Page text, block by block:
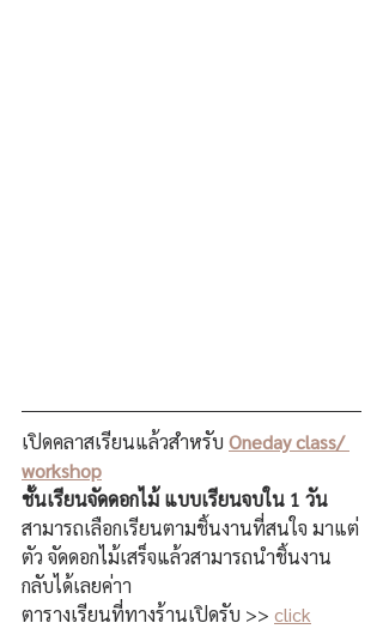
เปิดคลาสเรียนแล้วสำหรับ Oneday class/
workshop
ชั้นเรียนจัดดอกไม้ แบบเรียนจบใน 1 วัน
สามารถเลือกเรียนตามชิ้นงานที่สนใจ มาแต่
ตัว จัดดอกไม้เสร็จแล้วสามารถนำชิ้นงาน
กลับได้เลยค่าา
ตารางเรียนที่ทางร้านเปิดรับ >> click